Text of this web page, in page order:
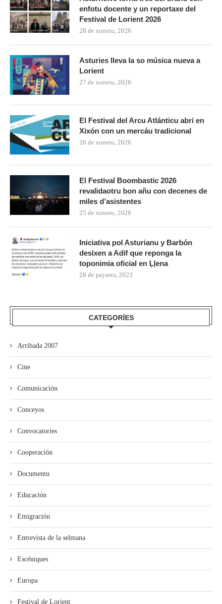
enfotu docente y un reportaxe del
Festival de Lorient 2026
28 de xunetu, 2026
Asturies lleva la so música nueva a
Lorient
27 de xunetu, 2026
El Festival del Arcu Atlánticu abri en
Xixón con un mercáu tradicional
26 de xunetu, 2026
El Festival Boombastic 2026
revalidaotru bon añu con decenes de
miles d’asistentes
25 de xunetu, 2026
Iniciativa pol Asturianu y Barbón
desixen a Adif que reponga la
toponimia oficial en Ḷḷena
28 de payares, 2023
CATEGORÍES
Arribada 2007
Cine
Comunicación
Conceyos
Convocatories
Cooperación
Documentu
Educación
Emigración
Entrevista de la selmana
Escéniques
Europa
Festival de Lorient